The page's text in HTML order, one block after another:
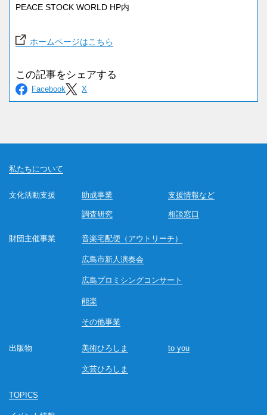
PEACE STOCK WORLD HP内
ホームページはこちら
私たちについて
文化活動支援 助成事業
調査研究 相談窓口
支援情報など
財団主催事業 音楽宅配便（アウトリーチ）
広島市新人演奏会
広島プロミシングコンサート
能楽
その他事業
出版物 美術ひろしま
文芸ひろしま
to you
TOPICS